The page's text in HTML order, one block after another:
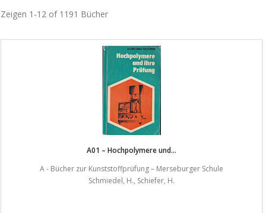
Zeigen 1-12 of 1191 Bücher
A01 – Hochpolymere und...
A - Bücher zur Kunststoffprüfung – Merseburger Schule
Schmiedel, H., Schiefer, H.